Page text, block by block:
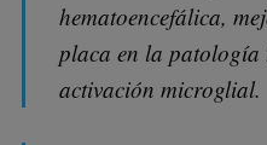
hematoencefálica,
placa en la
activación microglial.